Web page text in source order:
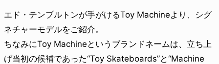
エド・テンプルトンが手がけるToy Machineより、シグ
ネチャーモデルをご紹介。
ちなみにToy Machineというブランドネームは、立ち上
げ当初の候補であった“Toy Skateboards”と“Machine